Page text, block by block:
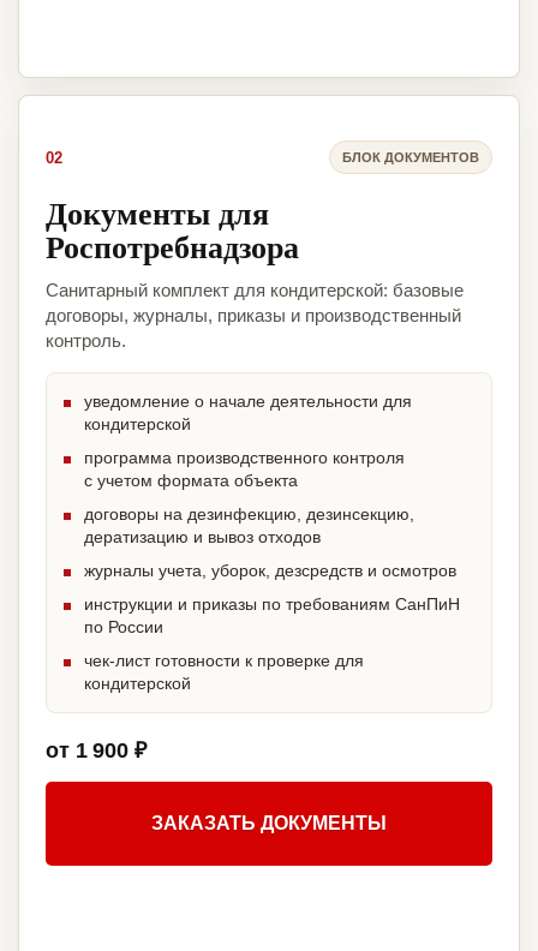
02 БЛОК ДОКУМЕНТОВ
Документы для
Роспотребнадзора
Санитарный комплект для кондитерской: базовые
договоры, журналы, приказы и производственный
контроль.
уведомление о начале деятельности для
кондитерской
программа производственного контроля
с учетом формата объекта
договоры на дезинфекцию, дезинсекцию,
дератизацию и вывоз отходов
журналы учета, уборок, дезсредств и осмотров
инструкции и приказы по требованиям СанПиН
по России
чек-лист готовности к проверке для
кондитерской
от 1 900 ₽
ЗАКАЗАТЬ ДОКУМЕНТЫ